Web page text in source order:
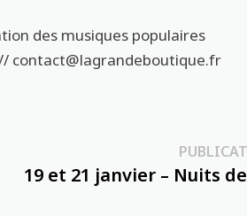
des musiques populaires
contact@lagrandeboutique.fr
19 et 21 janvier – Nuits